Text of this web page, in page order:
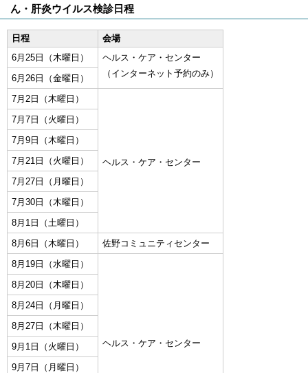
ん・肝炎ウイルス検診日程
日程
会場
6月25日（木曜日）
ヘルス・ケア・センター
（インターネット予約のみ）
6月26日（金曜日）
7月2日（木曜日）
ヘルス・ケア・センター
7月7日（火曜日）
7月9日（木曜日）
7月21日（火曜日）
7月27日（月曜日）
7月30日（木曜日）
8月1日（土曜日）
8月6日（木曜日）
佐野コミュニティセンター
8月19日（水曜日）
ヘルス・ケア・センター
8月20日（木曜日）
8月24日（月曜日）
8月27日（木曜日）
9月1日（火曜日）
9月7日（月曜日）